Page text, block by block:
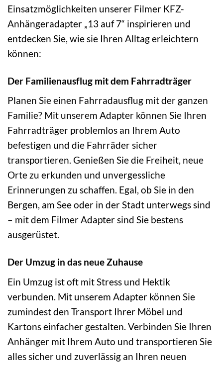
Einsatzmöglichkeiten unserer Filmer KFZ-
Anhängeradapter „13 auf 7“ inspirieren und
entdecken Sie, wie sie Ihren Alltag erleichtern
können:
Der Familienausflug mit dem Fahrradträger
Planen Sie einen Fahrradausflug mit der ganzen
Familie? Mit unserem Adapter können Sie Ihren
Fahrradträger problemlos an Ihrem Auto
befestigen und die Fahrräder sicher
transportieren. Genießen Sie die Freiheit, neue
Orte zu erkunden und unvergessliche
Erinnerungen zu schaffen. Egal, ob Sie in den
Bergen, am See oder in der Stadt unterwegs sind
– mit dem Filmer Adapter sind Sie bestens
ausgerüstet.
Der Umzug in das neue Zuhause
Ein Umzug ist oft mit Stress und Hektik
verbunden. Mit unserem Adapter können Sie
zumindest den Transport Ihrer Möbel und
Kartons einfacher gestalten. Verbinden Sie Ihren
Anhänger mit Ihrem Auto und transportieren Sie
alles sicher und zuverlässig an Ihren neuen